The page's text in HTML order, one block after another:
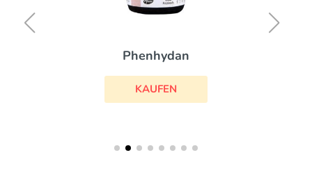
Phenhydan
KAUFEN